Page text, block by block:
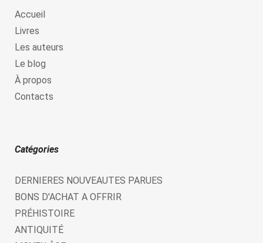
Accueil
Livres
Les auteurs
Le blog
À propos
Contacts
Catégories
DERNIERES NOUVEAUTES PARUES
BONS D'ACHAT A OFFRIR
PRÉHISTOIRE
ANTIQUITÉ